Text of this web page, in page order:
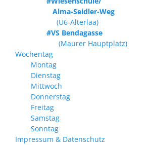
Alma-Seidler-Weg
(U6-Alterlaa)
#VS Bendagasse
(Maurer Hauptplatz)
Wochentag
Montag
Dienstag
Mittwoch
Donnerstag
Freitag
Samstag
Sonntag
Impressum & Datenschutz